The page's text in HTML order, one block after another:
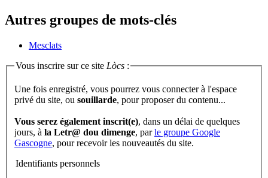
Autres groupes de mots-clés
Mesclats
Vous inscrire sur ce site Lòcs :
Une fois enregistré, vous pourrez vous connecter à l'espace
privé du site, ou souillarde , pour proposer du contenu...
Vous serez également inscrit(e), dans un délai de quelques
jours, à la Letr@ dou dimenge, parle groupe Google
Gascogne, pour recevoir les nouveautés du site.
Identifiants personnels